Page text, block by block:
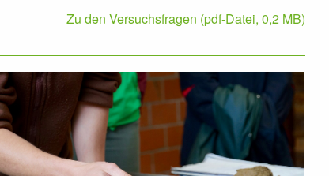
Zu den Versuchsfragen (pdf-Datei, 0,2 MB)